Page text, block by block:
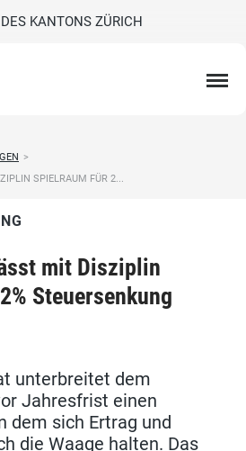
KANTONS ZÜRICH
>
SPIELRAUM FÜR 2...
mit Disziplin
Steuersenkung
unterbreitet dem
Jahresfrist einen
dem sich Ertrag und
die Waage halten. Das